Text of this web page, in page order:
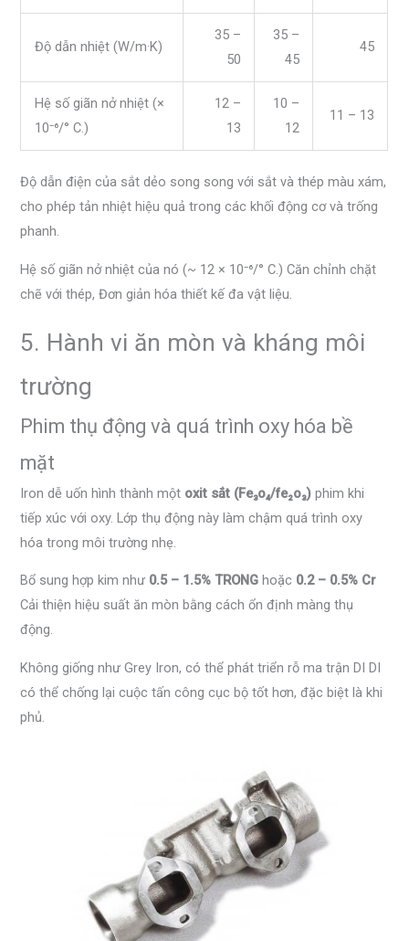
Độ dẫn nhiệt (W/m·K)
35 –
50
35 –
45
45
Hệ số giãn nở nhiệt (×
10⁻⁶/° C.)
12 –
13
10 –
12
11 – 13
Độ dẫn điện của sắt dẻo song song với sắt và thép màu xám,
cho phép tản nhiệt hiệu quả trong các khối động cơ và trống
phanh.
Hệ số giãn nở nhiệt của nó (~ 12 × 10⁻⁶/° C.) Căn chỉnh chặt
chẽ với thép, Đơn giản hóa thiết kế đa vật liệu.
5. Hành vi ăn mòn và kháng môi
trường
Phim thụ động và quá trình oxy hóa bề
mặt
Iron dễ uốn hình thành một oxit sắt (Fe₃o₄/fe₂o₃) phim khi
tiếp xúc với oxy. Lớp thụ động này làm chậm quá trình oxy
hóa trong môi trường nhẹ.
Bổ sung hợp kim như 0.5 – 1.5% TRONG hoặc 0.2 – 0.5% Cr
Cải thiện hiệu suất ăn mòn bằng cách ổn định màng thụ
động.
Không giống như Grey Iron, có thể phát triển rỗ ma trận DI DI
có thể chống lại cuộc tấn công cục bộ tốt hơn, đặc biệt là khi
phủ.